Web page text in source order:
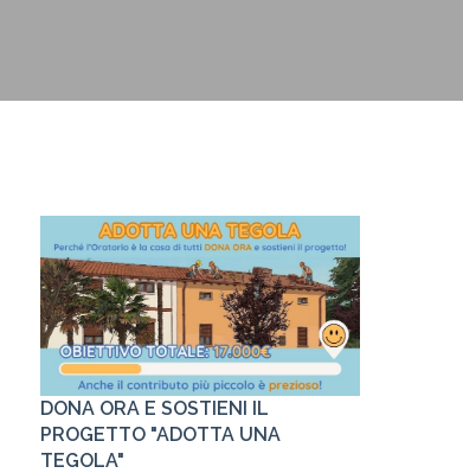
DONA ORA E SOSTIENI IL
PROGETTO "ADOTTA UNA
TEGOLA"